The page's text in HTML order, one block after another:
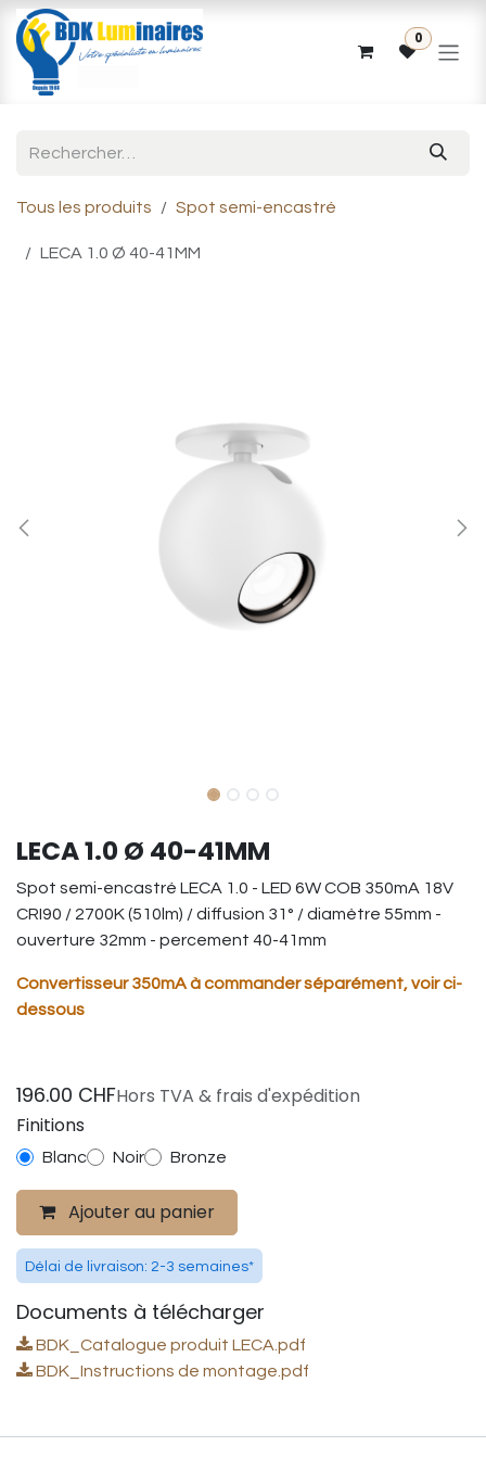
Se rendre au contenu
0
Tous les produits Spot semi-encastré
LECA 1.0 Ø 40-41MM
LECA 1.0 Ø 40-41MM
Spot semi-encastré LECA 1.0 - LED 6W COB 350mA 18V
CRI90 / 2700K (510lm) / diffusion 31° / diamètre 55mm -
ouverture 32mm - percement 40-41mm
Convertisseur 350mA à commander séparément, voir ci-
dessous
196.00 CHFHors TVA & frais d'expédition
Finitions
Blanc Noir Bronze
Ajouter au panier
Délai de livraison: 2-3 semaines*
Documents à télécharger
BDK_Catalogue produit LECA.pdf
BDK_Instructions de montage.pdf